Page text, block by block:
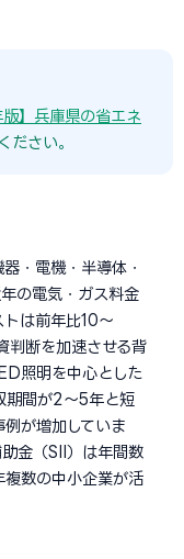
】兵庫県の省エネ
ださい。
・電機・半導体・
の電気・ガス料金
は前年比10〜
判断を加速させる背
照明を中心とした
期間が2〜5年と短
が増加していま
金（SII）は年間数
複数の中小企業が活